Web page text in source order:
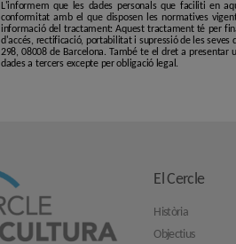
L'informem que les dades personals que faciliti en
conformitat amb el que disposen les normatives
informació del tractament: Aquest tractament té per
d'accés, rectificació, portabilitat i supressió de les
298, 08008 de Barcelona. També te el dret a
dades a tercers excepte per obligació legal.
El Cercle
Història
Objectius